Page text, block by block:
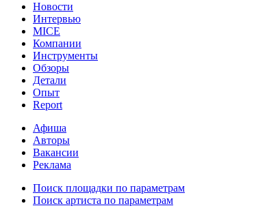
Новости
Интервью
MICE
Компании
Инструменты
Обзоры
Детали
Опыт
Report
Афиша
Авторы
Вакансии
Реклама
Поиск площадки по параметрам
Поиск артиста по параметрам